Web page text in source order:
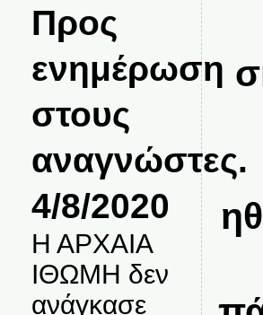
Προς
ενημέρωση
στους
αναγνώστες.
4/8/2020
Η ΑΡΧΑΙΑ
ΙΘΩΜΗ δεν
ανάγκασε